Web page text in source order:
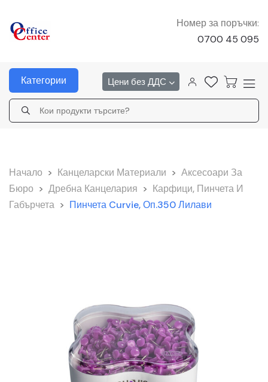
Номер за поръчки:
0700 45 095
Категории Цени без ДДС
Начало > Канцеларски Материали > Аксесоари За
Бюро > Дребна Канцелария > Карфици, Пинчета И
Габърчета > Пинчета Curvie, Оп.350 Лилави